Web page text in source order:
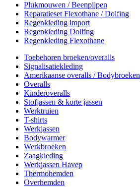
Plukmouwen / Beenpijpen
Reparatieset Flexothane / Dolfing
Regenkleding import
Regenkleding Dolfing
Regenkleding Flexothane
Toebehoren broeken/overalls
Signalisatiekleding
Amerikaanse overalls / Bodybroeken
Overalls
Kinderoveralls
Stofjassen & korte jassen
Werktruien
T-shirts
Werkjassen
Bodywarmer
Werkbroeken
Zaagkleding
Werkjassen Havep
Thermohemden
Overhemden